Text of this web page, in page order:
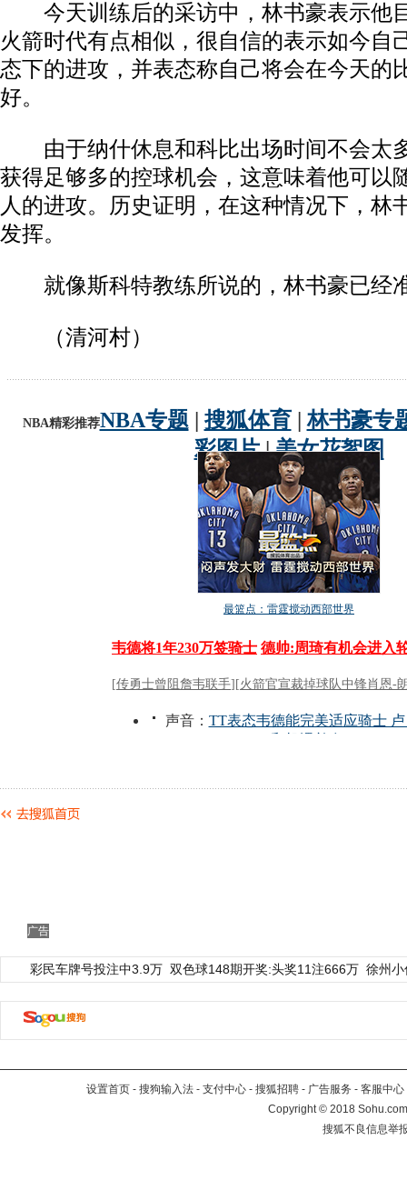
今天训练后的采访中，林书豪表示他
火箭时代有点相似，很自信的表示如今自
态下的进攻，并表态称自己将会在今天的
好。
由于纳什休息和科比出场时间不会太
获得足够多的控球机会，这意味着他可以
人的进攻。历史证明，在这种情况下，林
发挥。
就像斯科特教练所说的，林书豪已经
（清河村）
广告
彩民车牌号投注中3.9万 双色球148期开奖:头奖11注666万 徐州
设置首页 - 搜狗输入法 - 支付中心 - 搜狐招聘 - 广告服务 - 客服中心
Copyright©2018
搜狐不良信息举